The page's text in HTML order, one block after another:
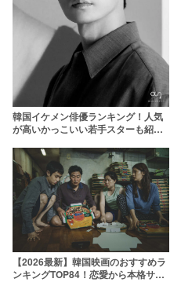
韓国イケメン俳優ランキング！人気
が高いかっこいい若手スターも紹介
【2026最新】韓国映画のおすすめラ
ンキングTOP84！恋愛から本格サス